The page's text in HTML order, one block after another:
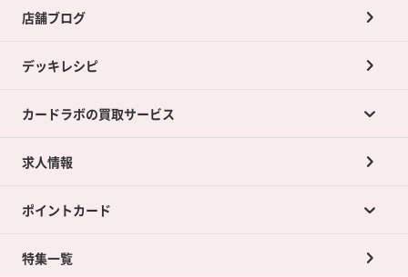
店舗ブログ
デッキレシピ
カードラボの買取サービス
カードラボの買取サービスTOP
店舗買取について
ネット買取について
求人情報
ポイントカード
ポイントカードTOP
特集一覧